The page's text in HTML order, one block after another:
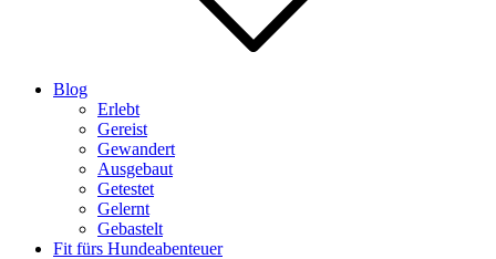
Blog
Erlebt
Gereist
Gewandert
Ausgebaut
Getestet
Gelernt
Gebastelt
Fit fürs Hundeabenteuer